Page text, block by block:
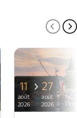
Concertissimo - Les
11
août
2026
27
août
2026